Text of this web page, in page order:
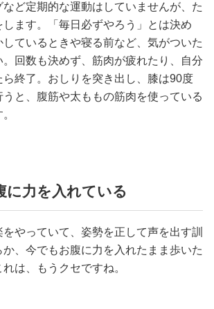
など定期的な運動はしていませんが、た
します。「毎日必ずやろう」とは決め
ているときや寝る前など、気がついた
。回数も決めず、筋肉が疲れたり、自分
ら終了。おしりを突き出し、膝は90度
と、腹筋や太ももの筋肉を使っている
に力を入れている
やっていて、姿勢を正して声を出す訓
、今でもお腹に力を入れたまま歩いた
は、もうクセですね。